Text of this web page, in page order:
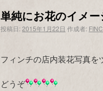
単純にお花のイメー
投稿日:2015年1月22日 作成者:
フィンチの店内装花写真を
どうぞ